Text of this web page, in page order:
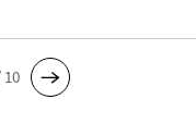
10